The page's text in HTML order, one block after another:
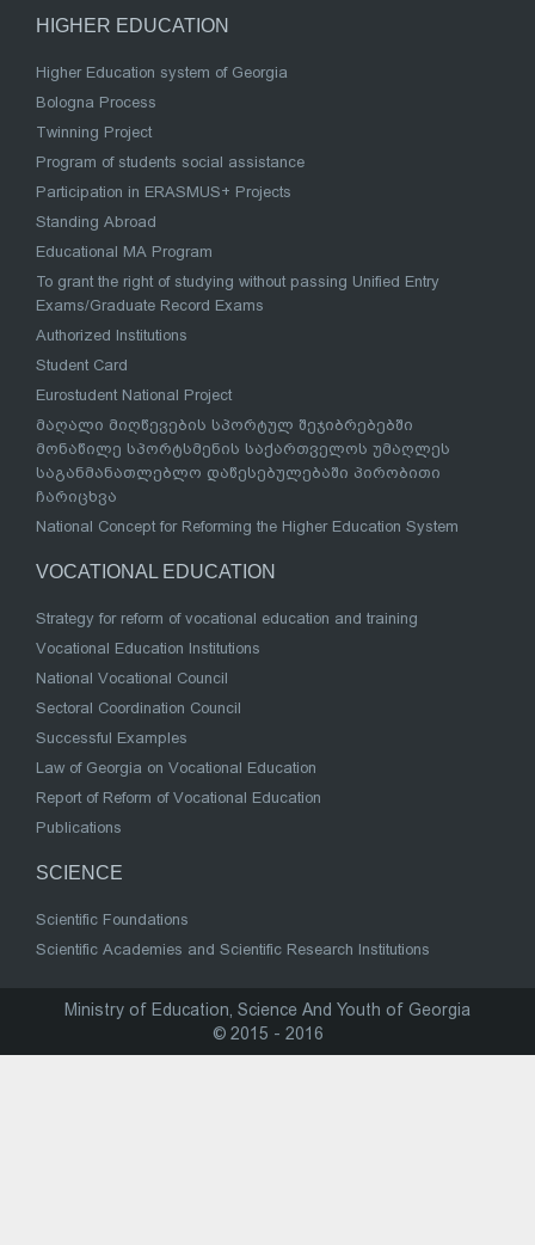
HIGHER EDUCATION
Higher Education system of Georgia
Bologna Process
Twinning Project
Program of students social assistance
Participation in ERASMUS+ Projects
Standing Abroad
Educational MA Program
To grant the right of studying without passing Unified Entry
Exams/Graduate Record Exams
Authorized Institutions
Student Card
Eurostudent National Project
მაღალი მიღწევების სპორტულ შეჯიბრებებში
მონაწილე სპორტსმენის საქართველოს უმაღლეს
საგანმანათლებლო დაწესებულებაში პირობითი
ჩარიცხვა
National Concept for Reforming the Higher Education System
VOCATIONAL EDUCATION
Strategy for reform of vocational education and training
Vocational Education Institutions
National Vocational Council
Sectoral Coordination Council
Successful Examples
Law of Georgia on Vocational Education
Report of Reform of Vocational Education
Publications
SCIENCE
Scientific Foundations
Scientific Academies and Scientific Research Institutions
Ministry of Education, Science And Youth of Georgia
© 2015 - 2016